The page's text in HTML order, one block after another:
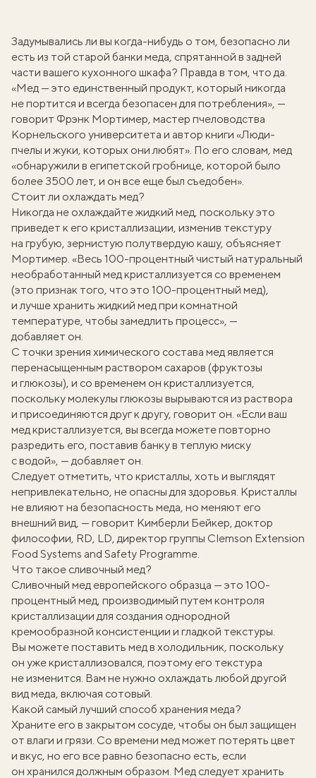
Задумывались ли вы когда-нибудь о том, безопасно ли
есть из той старой банки меда, спрятанной в задней
части вашего кухонного шкафа? Правда в том, что да.
«Мед — это единственный продукт, который никогда
не портится и всегда безопасен для потребления», —
говорит Фрэнк Мортимер, мастер пчеловодства
Корнельского университета и автор книги «Люди-
пчелы и жуки, которых они любят». По его словам, мед
«обнаружили в египетской гробнице, которой было
более 3500 лет, и он все еще был съедобен».
Стоит ли охлаждать мед?
Никогда не охлаждайте жидкий мед, поскольку это
приведет к его кристаллизации, изменив текстуру
на грубую, зернистую полутвердую кашу, объясняет
Мортимер. «Весь 100-процентный чистый натуральный
необработанный мед кристаллизуется со временем
(это признак того, что это 100-процентный мед),
и лучше хранить жидкий мед при комнатной
температуре, чтобы замедлить процесс», —
добавляет он.
С точки зрения химического состава мед является
перенасыщенным раствором сахаров (фруктозы
и глюкозы), и со временем он кристаллизуется,
поскольку молекулы глюкозы вырываются из раствора
и присоединяются друг к другу, говорит он. «Если ваш
мед кристаллизуется, вы всегда можете повторно
разредить его, поставив банку в теплую миску
с водой», — добавляет он.
Следует отметить, что кристаллы, хоть и выглядят
непривлекательно, не опасны для здоровья. Кристаллы
не влияют на безопасность меда, но меняют его
внешний вид, — говорит Кимберли Бейкер, доктор
философии, RD, LD, директор группы Clemson Extension
Food Systems and Safety Programme.
Что такое сливочный мед?
Сливочный мед европейского образца — это 100-
процентный мед, производимый путем контроля
кристаллизации для создания однородной
кремообразной консистенции и гладкой текстуры.
Вы можете поставить мед в холодильник, поскольку
он уже кристаллизовался, поэтому его текстура
не изменится. Вам не нужно охлаждать любой другой
вид меда, включая сотовый.
Какой самый лучший способ хранения меда?
Храните его в закрытом сосуде, чтобы он был защищен
от влаги и грязи. Со времени мед может потерять цвет
и вкус, но его все равно безопасно есть, если
он хранился должным образом. Мед следует хранить